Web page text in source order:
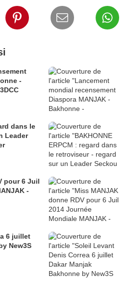
-
dans le
Leader
pour 6 Juil
-
6 juillet
New3S